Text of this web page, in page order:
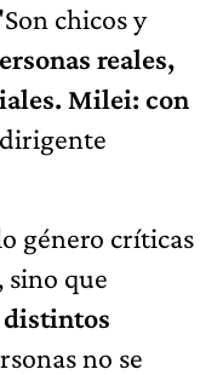
chicos y
reales,
Milei: con
género críticas
que
distintos
no se